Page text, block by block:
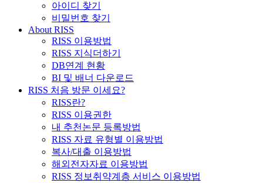
아이디 찾기
비밀번호 찾기
About RISS
RISS 이용방법
RISS 지식더하기
DB연계 현황
BI 및 배너 다운로드
RISS 처음 방문 이세요?
RISS란?
RISS 이용권한
내 추천논문 등록방법
RISS 자료 유형별 이용방법
복사/대출 이용방법
해외전자자료 이용방법
RISS 정보취약계층 서비스 이용방법